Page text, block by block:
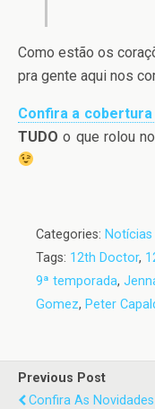
Como estão os
pra gente aqui nos
Confira a cobertura
TUDO o que rolou
Categories: Notícias
Tags: 12th Doctor,
9ª temporada,
Gomez, Peter
Previous Post
Confira As